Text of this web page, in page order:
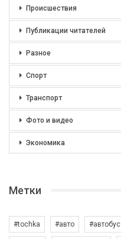
Происшествия
Публикации читателей
Разное
Спорт
Транспорт
Фото и видео
Экономика
Метки
#tochka #авто #автобус